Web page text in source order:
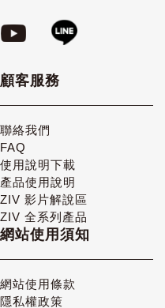
顧客服務
聯絡我們
FAQ
使用說明下載
產品使用說明
ZIV 影片解說區
ZIV 全系列產品
網站使用須知
網站使用條款
隱私權政策